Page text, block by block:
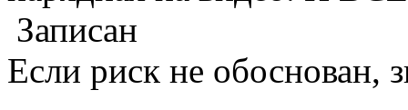
Записан
Если риск не обоснован,